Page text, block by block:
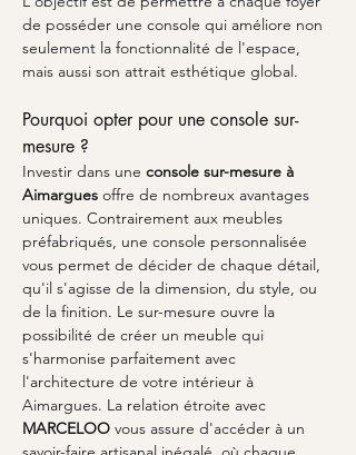
de posséder une console qui améliore non
seulement la fonctionnalité de l'espace,
mais aussi son attrait esthétique global.
Pourquoi opter pour une console sur-
mesure ?
Investir dans une console sur-mesure à
Aimargues offre de nombreux avantages
uniques. Contrairement aux meubles
préfabriqués, une console personnalisée
vous permet de décider de chaque détail,
qu'il s'agisse de la dimension, du style, ou
de la finition. Le sur-mesure ouvre la
possibilité de créer un meuble qui
s'harmonise parfaitement avec
l'architecture de votre intérieur à
Aimargues. La relation étroite avec
MARCELOO vous assure d'accéder à un